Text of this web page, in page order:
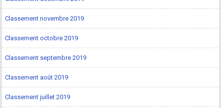
Classement novembre 2019
Classement octobre 2019
Classement septembre 2019
Classement août 2019
Classement juillet 2019